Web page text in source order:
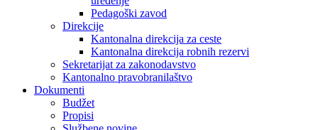
Pedagoški zavod
Direkcije
Kantonalna direkcija za ceste
Kantonalna direkcija robnih rezervi
Sekretarijat za zakonodavstvo
Kantonalno pravobranilaštvo
Dokumenti
Budžet
Propisi